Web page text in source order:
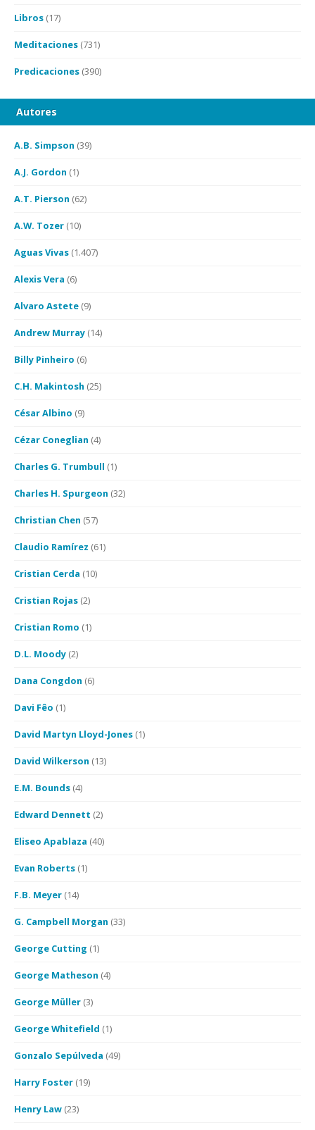
Libros (17)
Meditaciones (731)
Predicaciones (390)
Autores
A.B. Simpson (39)
A.J. Gordon (1)
A.T. Pierson (62)
A.W. Tozer (10)
Aguas Vivas (1.407)
Alexis Vera (6)
Alvaro Astete (9)
Andrew Murray (14)
Billy Pinheiro (6)
C.H. Makintosh (25)
César Albino (9)
Cézar Coneglian (4)
Charles G. Trumbull (1)
Charles H. Spurgeon (32)
Christian Chen (57)
Claudio Ramírez (61)
Cristian Cerda (10)
Cristian Rojas (2)
Cristian Romo (1)
D.L. Moody (2)
Dana Congdon (6)
Davi Fêo (1)
David Martyn Lloyd-Jones (1)
David Wilkerson (13)
E.M. Bounds (4)
Edward Dennett (2)
Eliseo Apablaza (40)
Evan Roberts (1)
F.B. Meyer (14)
G. Campbell Morgan (33)
George Cutting (1)
George Matheson (4)
George Müller (3)
George Whitefield (1)
Gonzalo Sepúlveda (49)
Harry Foster (19)
Henry Law (23)